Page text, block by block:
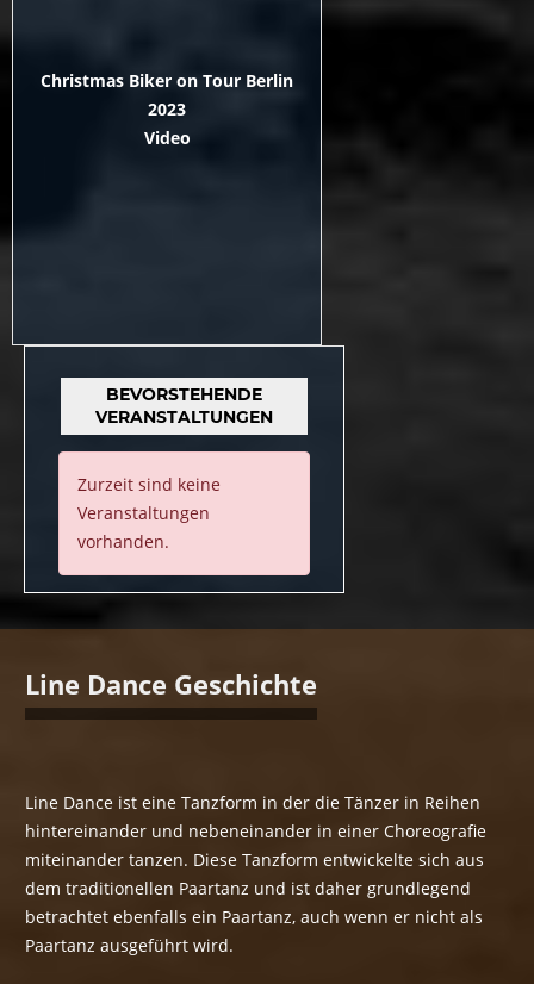
Christmas Biker on Tour Berlin
2023
Video
BEVORSTEHENDE
VERANSTALTUNGEN
Zurzeit sind keine
Veranstaltungen
vorhanden.
Line Dance Geschichte
Line Dance ist eine Tanzform in der die Tänzer in Reihen
hintereinander und nebeneinander in einer Choreografie
miteinander tanzen. Diese Tanzform entwickelte sich aus
dem traditionellen Paartanz und ist daher grundlegend
betrachtet ebenfalls ein Paartanz, auch wenn er nicht als
Paartanz ausgeführt wird.